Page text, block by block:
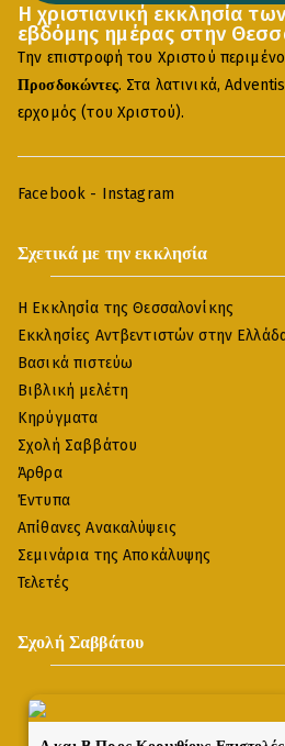
Η χριστιανική εκκλησία
εβδόμης ημέρας στην
Την επιστροφή του Χριστού
Προσδοκώντες. Στα λατινικά,
ερχομός (του Χριστού).
Facebook - Instagram
Σχετικά με την εκκλησία
Η Εκκλησία της Θεσσαλονίκης
Εκκλησίες Αντβεντιστών στην
Βασικά πιστεύω
Βιβλική μελέτη
Κηρύγματα
Σχολή Σαββάτου
Άρθρα
Έντυπα
Απίθανες Ανακαλύψεις
Σεμινάρια της Αποκάλυψης
Τελετές
Σχολή Σαββάτου